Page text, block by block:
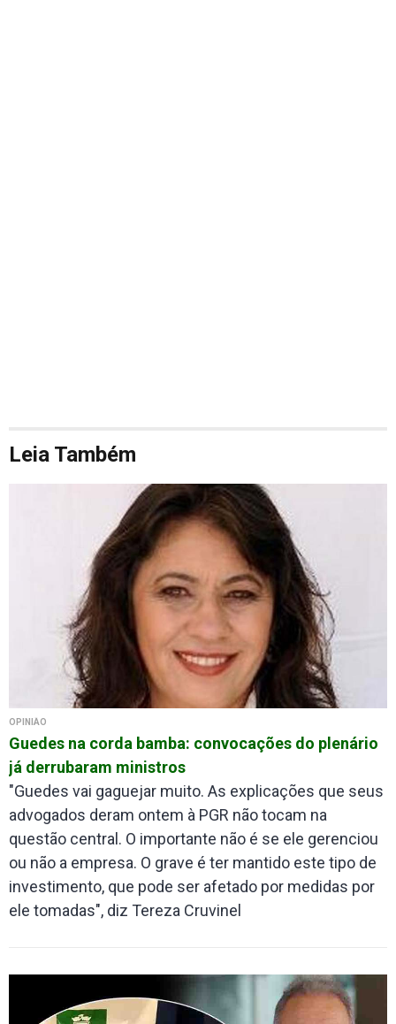
Leia Também
OPINIÃO
Guedes na corda bamba: convocações do plenário
já derrubaram ministros
"Guedes vai gaguejar muito. As explicações que seus
advogados deram ontem à PGR não tocam na
questão central. O importante não é se ele gerenciou
ou não a empresa. O grave é ter mantido este tipo de
investimento, que pode ser afetado por medidas por
ele tomadas", diz Tereza Cruvinel